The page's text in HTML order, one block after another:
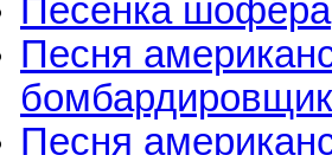
Песенка шофёра
Песня
Песня